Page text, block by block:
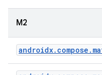
M2